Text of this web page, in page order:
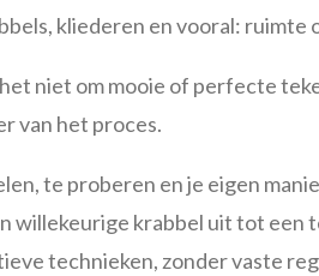
kliederen en vooral: ruimte
niet om mooie of perfecte
van het proces.
te proberen en je eigen
willekeurige krabbel uit tot een
technieken, zonder vaste